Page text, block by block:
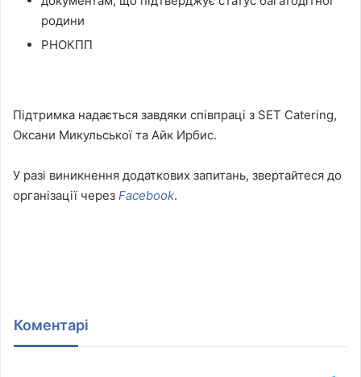
родини
РНОКПП
Підтримка надається завдяки співпраці з SET Catering,
Оксани Микульської та Айк Ирбис.
У разі виникнення додаткових запитань, звертайтеся до
організації через Facebook.
Коментарі